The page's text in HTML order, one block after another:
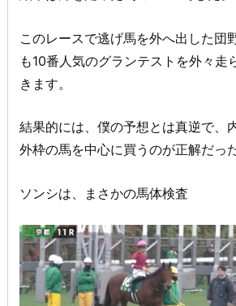
このレースで逃げ馬を外へ出した団
も10番人気のグランテストを外々走
きます。
結果的には、僕の予想とは真逆で、
外枠の馬を中心に買うのが正解だっ
ソンシは、まさかの馬体検査